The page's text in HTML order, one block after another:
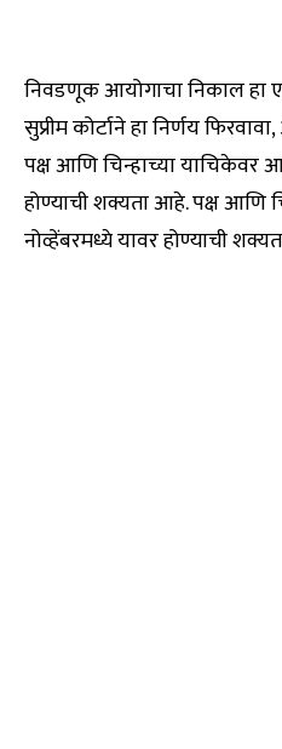
निवडणूक आयोगाचा निकाल हा
सुप्रीम कोर्टाने हा निर्णय
पक्ष आणि चिन्हाच्या याचिकेवर
होण्याची शक्यता आहे. पक्ष आणि
नोव्हेंबरमध्ये यावर होण्याची